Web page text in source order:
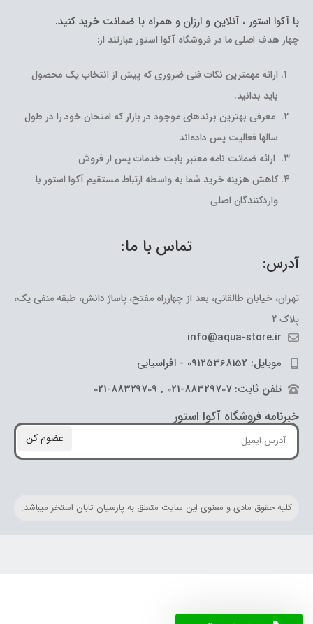
با آکوا استور ، آنلاین و ارزان و همراه با ضمانت خرید کنید.
چهار هدف اصلی ما در فروشگاه آکوا استور عبارتند از:
ارائه مهمترین نکات فنی ضروری که پیش از انتخاب یک محصول
باید بدانید.
معرفی بهترین برندهای موجود در بازار که امتحان خود را در طول
سالها فعالیت پس داده‌اند
ارائه ضمانت نامه معتبر بابت خدمات پس از فروش
کاهش هزینه خرید شما به واسطه ارتباط مستقیم آکوا استور با
واردکنندگان اصلی
تماس با ما:
آدرس:
تهران، خیابان طالقانی، بعد از چهارراه مفتح، پاساژ دانش، طبقه منفی یک،
پلاک 2
info@aqua-store.ir
موبایل: 09125368152 - افراسیابی
تلفن ثابت: 88329707-021 , 88329709-021
خبرنامه فروشگاه آکوا استور
عضوم کن
کلیه حقوق مادی و معنوی این سایت متعلق به پارسیان تابان استخر میباشد.